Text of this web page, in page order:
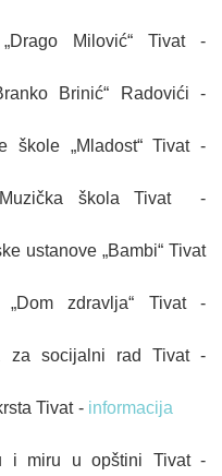
Milović“ Tivat -
Brinić“ Radovići -
škole „Mladost“ Tivat -
škola Tivat -
ustanove „Bambi“ Tivat
zdravlja“ Tivat -
za socijalni rad Tivat -
Tivat - informacija
i miru u opštini Tivat -